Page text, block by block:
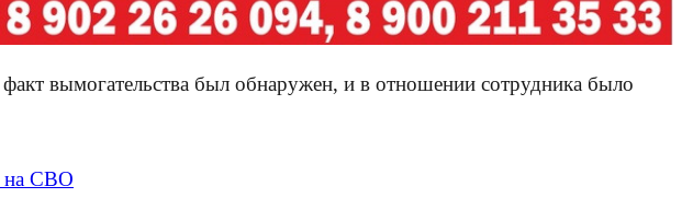
вымогательства был обнаружен, и в отношении сотрудника было
на СВО